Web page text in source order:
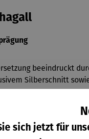
beeindruckt
Silberschnitt
Großformat
Buchständer.
sich jetzt für